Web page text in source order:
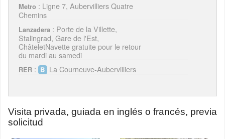
Metro : Ligne 7, Aubervilliers Quatre
Chemins
Lanzadera : Porte de la Villette,
Stalingrad, Gare de l'Est,
ChâteletNavette gratuite pour le retour
du mardi au samedi
RER : La Courneuve-Aubervilliers
Visita privada, guiada en inglés o francés, previa
solicitud